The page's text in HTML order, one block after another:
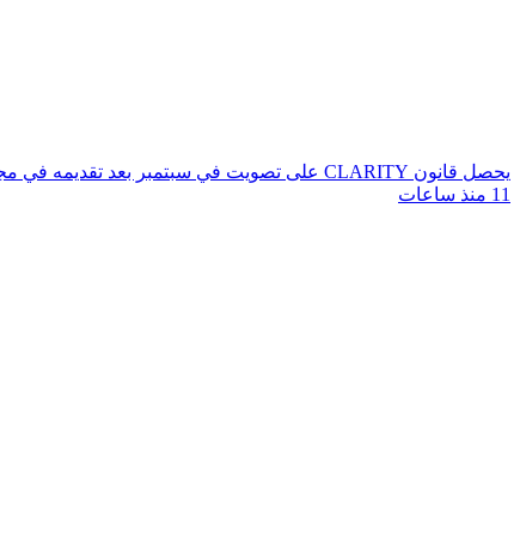
يحصل قانون CLARITY على تصويت في سبتمبر بعد تقديمه في مجلس الشيوخ
11 منذ ساعات